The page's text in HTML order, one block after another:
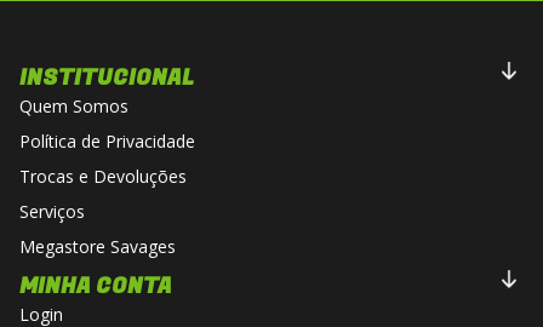
INSTITUCIONAL
Quem Somos
Política de Privacidade
Trocas e Devoluções
Serviços
Megastore Savages
MINHA CONTA
Login